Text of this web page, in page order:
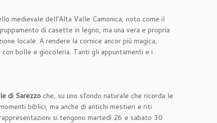
medievale dell’Alta Valle Camonica, noto come il
di casette in legno, ma una vera e propria
locale. A rendere la cornice ancor più magica,
bolle e giocoleria. Tanti gli appuntamenti e i
di Sarezzo che, su uno sfondo naturale che ricorda le
biblici, ma anche di antichi mestieri e riti
si tengono martedì 26 e sabato 30